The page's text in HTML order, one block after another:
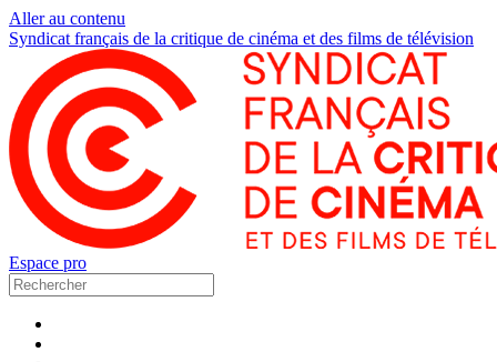
Aller au contenu
Syndicat français de la critique de cinéma et des films de télévision
Espace pro